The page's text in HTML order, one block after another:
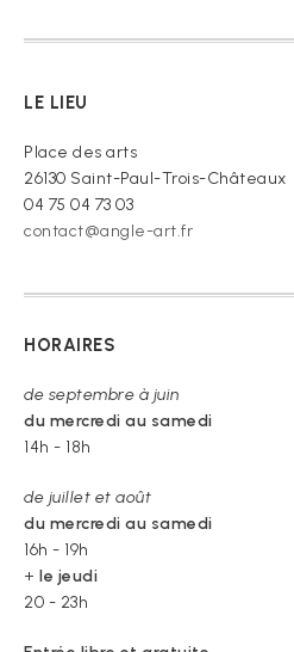
vous
LE LIEU
Place des arts
26130 Saint-Paul-Trois-Châteaux
04 75 04 73 03
contact@angle-art.fr
HORAIRES
de septembre à juin
du mercredi au samedi
14h - 18h
de juillet et août
du mercredi au samedi
16h - 19h
+ le jeudi
20 - 23h